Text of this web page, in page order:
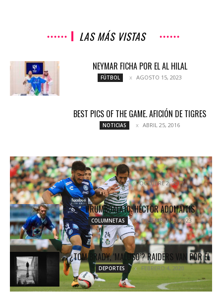
LAS MÁS VISTAS
NEYMAR FICHA POR EL AL HILAL
FÚTBOL AGOSTO 15, 2023
BEST PICS OF THE GAME. AFICIÓN DE TIGRES
NOTICIAS ABRIL 25, 2016
SANTOS Y PUEBLA PROTAGONIZAN UN JUEGO
PARA EL OLVIDO
NOTICIAS OCTUBRE 2, 2017
#RUMBOALA10: HÉCTOR ADOMAITIS
COLUMNETAS DICIEMBRE 15, 2023
¿TOM BRADY, ‘MALOSO’? RAIDERS VAN POR ÉL
DEPORTES FEBRERO 4, 2020